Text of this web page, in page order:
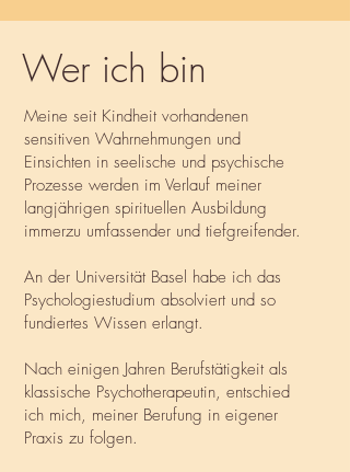
Wer ich bin
Meine seit Kindheit vorhandenen
sensitiven Wahrnehmungen und
Einsichten in seelische und psychische
Prozesse werden im Verlauf meiner
langjährigen spirituellen Ausbildung
immerzu umfassender und tiefgreifender.
An der Universität Basel habe ich das
Psychologiestudium absolviert und so
fundiertes Wissen erlangt.
Nach einigen Jahren Berufstätigkeit als
klassische Psychotherapeutin, entschied
ich mich, meiner Berufung in eigener
Praxis zu folgen.